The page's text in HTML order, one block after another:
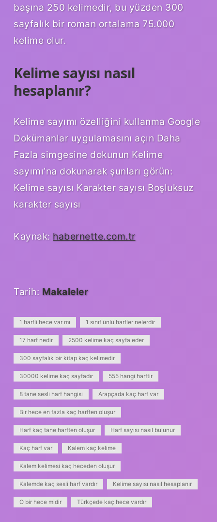
başına 250 kelimedir, bu yüzden 300
sayfalık bir roman ortalama 75.000
kelime olur.
Kelime sayısı nasıl
hesaplanır?
Kelime sayımı özelliğini kullanma Google
Dokümanlar uygulamasını açın Daha
Fazla simgesine dokunun Kelime
sayımı’na dokunarak şunları görün:
Kelime sayısı Karakter sayısı Boşluksuz
karakter sayısı
Kaynak: habernette.com.tr
Tarih: Makaleler
1 harfli hece var mı 1 sınıf ünlü harfler nelerdir
17 harf nedir 2500 kelime kaç sayfa eder
300 sayfalık bir kitap kaç kelimedir
30000 kelime kaç sayfadır 555 hangi harftir
8 tane sesli harf hangisi Arapçada kaç harf var
Bir hece en fazla kaç harften oluşur
Harf kaç tane harften oluşur Harf sayısı nasıl bulunur
Kaç harf var Kalem kaç kelime
Kalem kelimesi kaç heceden oluşur
Kalemde kaç sesli harf vardır Kelime sayısı nasıl hesaplanır
O bir hece midir Türkçede kaç hece vardır